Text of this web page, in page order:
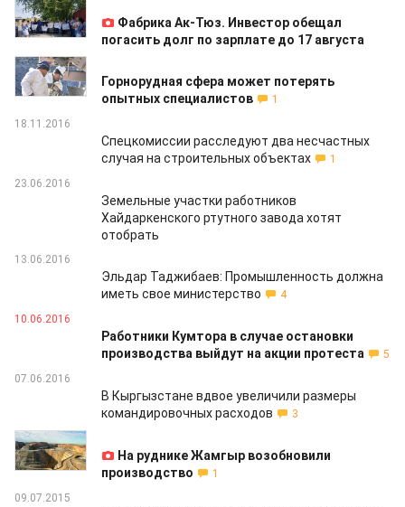
08.08.2018
Фабрика Ак-Тюз. Инвестор обещал
погасить долг по зарплате до 17 августа
21.06.2018
Горнорудная сфера может потерять
опытных специалистов
1
18.11.2016
Спецкомиссии расследуют два несчастных
случая на строительных объектах
1
23.06.2016
Земельные участки работников
Хайдаркенского ртутного завода хотят
отобрать
13.06.2016
Эльдар Таджибаев: Промышленность должна
иметь свое министерство
4
10.06.2016
Работники Кумтора в случае остановки
производства выйдут на акции протеста
5
07.06.2016
В Кыргызстане вдвое увеличили размеры
командировочных расходов
3
26.01.2016
На руднике Жамгыр возобновили
производство
1
09.07.2015